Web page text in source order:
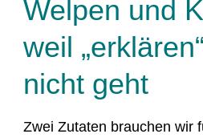
Welpen und
weil
nicht geht
Zwei Zutaten brauchen wir